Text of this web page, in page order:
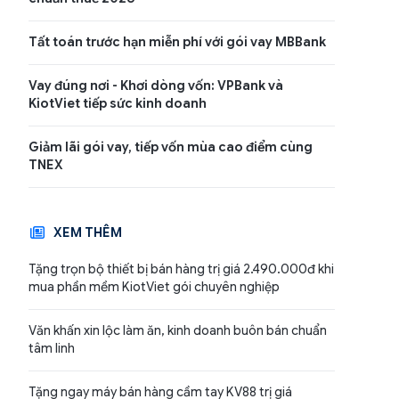
Tất toán trước hạn miễn phí với gói vay MBBank
Vay đúng nơi - Khơi dòng vốn: VPBank và
KiotViet tiếp sức kinh doanh
Giảm lãi gói vay, tiếp vốn mùa cao điểm cùng
TNEX
XEM THÊM
Tặng trọn bộ thiết bị bán hàng trị giá 2.490.000đ khi
mua phần mềm KiotViet gói chuyên nghiệp
Văn khấn xin lộc làm ăn, kinh doanh buôn bán chuẩn
tâm linh
Tặng ngay máy bán hàng cầm tay KV88 trị giá